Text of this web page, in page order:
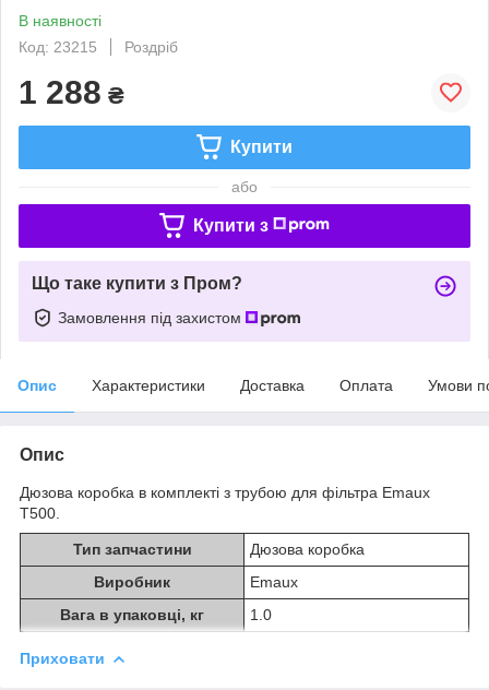
В наявності
Код: 23215
Роздріб
1 288 ₴
Купити
або
Купити з
Що таке купити з Пром?
Замовлення під захистом
Опис Характеристики Доставка Оплата Умови
Опис
Дюзова коробка в комплекті з трубою для фільтра Emaux
T500.
Тип запчастини
Дюзова коробка
Виробник
Emaux
Вага в упаковці, кг
1.0
Приховати